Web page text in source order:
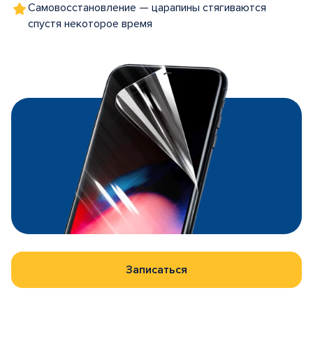
Самовосстановление — царапины стягиваются
спустя некоторое время
Записаться